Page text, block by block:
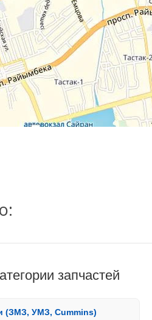
запчастей
(ЗМЗ, УМЗ, Cummins)